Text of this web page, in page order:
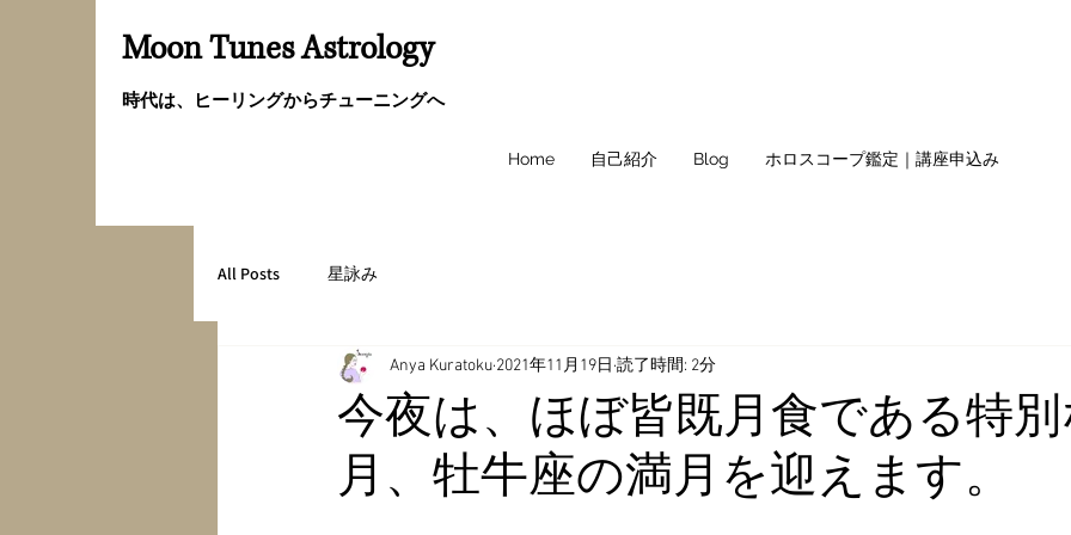
Moon Tunes Astrology
時代は、ヒーリングからチューニングへ
Home 自己紹介 Blog ホロスコープ鑑定｜講座申込み
All Posts 星詠み
今夜は、ほぼ皆既月食である特
月、牡牛座の満月を迎えます。
Anya Kuratoku 2021年11月19日 読了時間: 2分